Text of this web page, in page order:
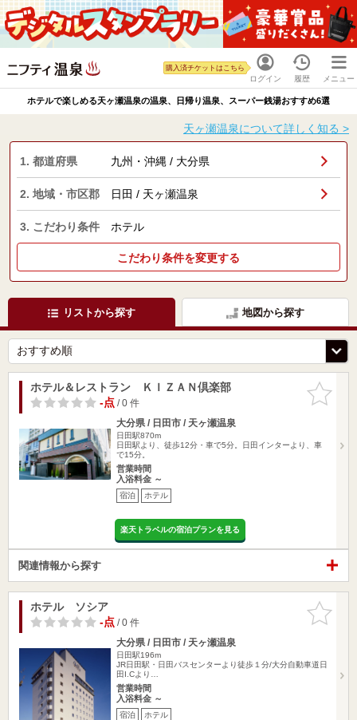
ログイン
購入済チケットはこちら
履歴 メニュー
ホテルで楽しめる天ヶ瀬温泉の温泉、日帰り温泉、スーパー銭湯おすすめ6選
天ヶ瀬温泉について詳しく知る >
1. 都道府県 九州・沖縄 / 大分県
2. 地域・市区郡 日田 / 天ヶ瀬温泉
3. こだわり条件 ホテル
こだわり条件を変更する
リストから探す 地図から探す
お気に入
りに追加
ホテル＆レストラン ＫＩＺＡＮ倶楽部
-点/ 0 件
大分県 / 日田市 / 天ヶ瀬温泉
日田駅870m
日田駅より、徒歩12分・車で5分。日田インターより、車
で15分。
営業時間
入浴料金 ～
宿泊 ホテル
楽天トラベルの宿泊プランを見る
関連情報から探す
お気に入
りに追加
ホテル ソシア
-点/ 0 件
大分県 / 日田市 / 天ヶ瀬温泉
日田駅196m
JR日田駅・日田バスセンターより徒歩１分/大分自動車道日
田I.Cより…
営業時間
入浴料金 ～
宿泊 ホテル